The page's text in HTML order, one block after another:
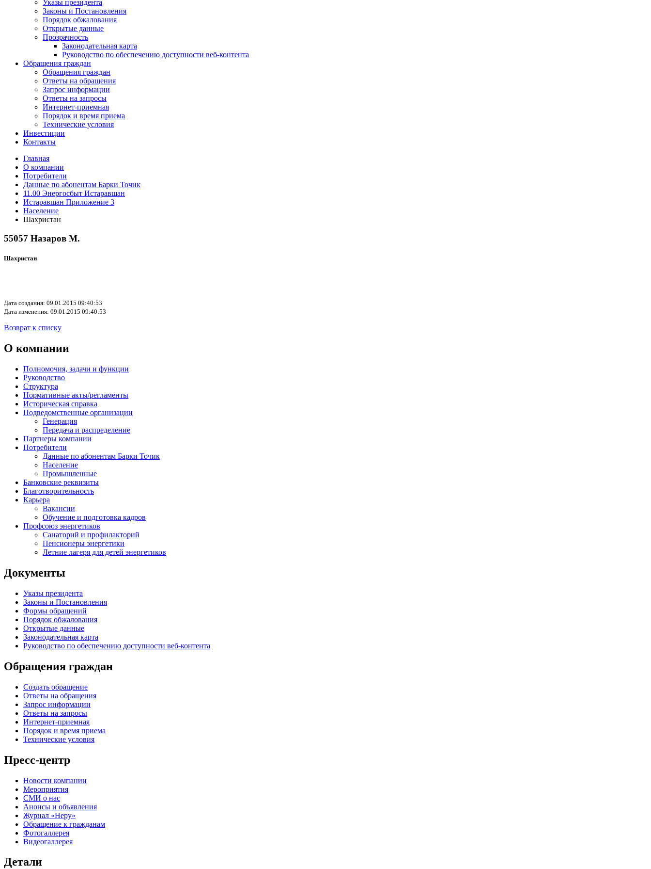
Указы президента
Законы и Постановления
Порядок обжалования
Открытые данные
Прозрачность
Законодательная карта
Руководство по обеспечению доступности веб-контента
Обращения граждан
Обращения граждан
Ответы на обращения
Запрос информации
Ответы на запросы
Интернет-приемная
Порядок и время приема
Технические условия
Инвестиции
Контакты
Главная
О компании
Потребители
Данные по абонентам Барки Точик
11.00 Энергосбыт Истаравшан
Истаравшан Приложение 3
Население
Шахристан
55057 Назаров М.
Шахристан
Дата создания: 09.01.2015 09:40:53
Дата изменения: 09.01.2015 09:40:53
Возврат к списку
О компании
Полномочия, задачи и функции
Руководство
Структура
Нормативные акты/регламенты
Историческая справка
Подведомственные организации
Генерация
Передача и распределение
Партнеры компании
Потребители
Данные по абонентам Барки Точик
Население
Промышленные
Банковские реквизиты
Благотворительность
Карьера
Вакансии
Обучение и подготовка кадров
Профсоюз энергетиков
Санаторий и профилакторий
Пенсионеры энергетики
Летние лагеря для детей энергетиков
Документы
Указы президента
Законы и Постановления
Формы обращений
Порядок обжалования
Открытые данные
Законодательная карта
Руководство по обеспечению доступности веб-контента
Обращения граждан
Создать обращение
Ответы на обращения
Запрос информации
Ответы на запросы
Интернет-приемная
Порядок и время приема
Технические условия
Пресс-центр
Новости компании
Мероприятия
СМИ о нас
Анонсы и объявления
Журнал «Неру»
Обращение к гражданам
Фотогаллерея
Видеогаллерея
Детали